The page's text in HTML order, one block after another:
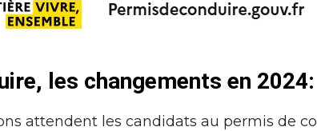
les changements en 2024:
attendent les candidats au permis de